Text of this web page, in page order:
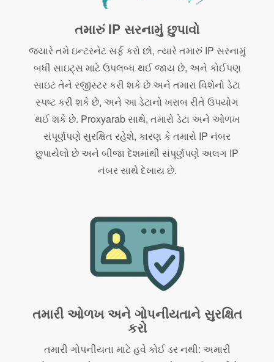
તમારું IP સરનામું છુપાવો
જ્યારે તમે ઇન્ટરનેટ સર્ફ કરો છો, ત્યારે તમારું IP સરનામું
બધી સાઇટ્સ માટે ઉપલબ્ધ થઈ જાય છે, અને કોઈપણ
સાઇટ તેને રજીસ્ટર કરી શકે છે અને તમારા વિશેનો ડેટા
સ્પષ્ટ કરી શકે છે, અને આ ડેટાનો ખરાબ રીતે ઉપયોગ
થઈ શકે છે. Proxyarab સાથે, તમારો ડેટા અને ઓળખ
સંપૂર્ણપણે સુરક્ષિત રહેશે, કારણ કે તમારો IP નંબર
છુપાયેલો છે અને બીજા દેશમાંથી સંપૂર્ણપણે અલગ IP
નંબર સાથે દેખાય છે.
તમારી ઓળખ અને ગોપનીયતાને સુરક્ષિત
કરો
તમારી ગોપનીયતા માટે હવે કોઈ ડર નથી: અમારી